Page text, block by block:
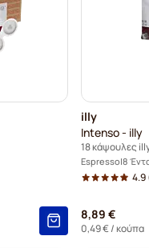
illy
Intenso - illy
18 κάψουλες
Espresso 8
4.9
8,89 €
0,49 €/ κούπα